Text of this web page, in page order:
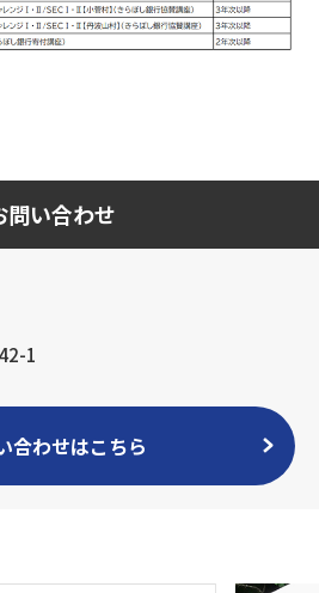
問い合わせ
1
合わせはこちら